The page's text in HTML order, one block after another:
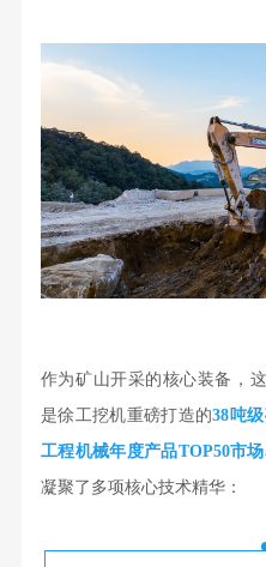
作为矿山开采的核心装备，
是徐工挖机重磅打造的38吨
工程机械年度产品TOP50市
凝聚了多项核心技术精华：